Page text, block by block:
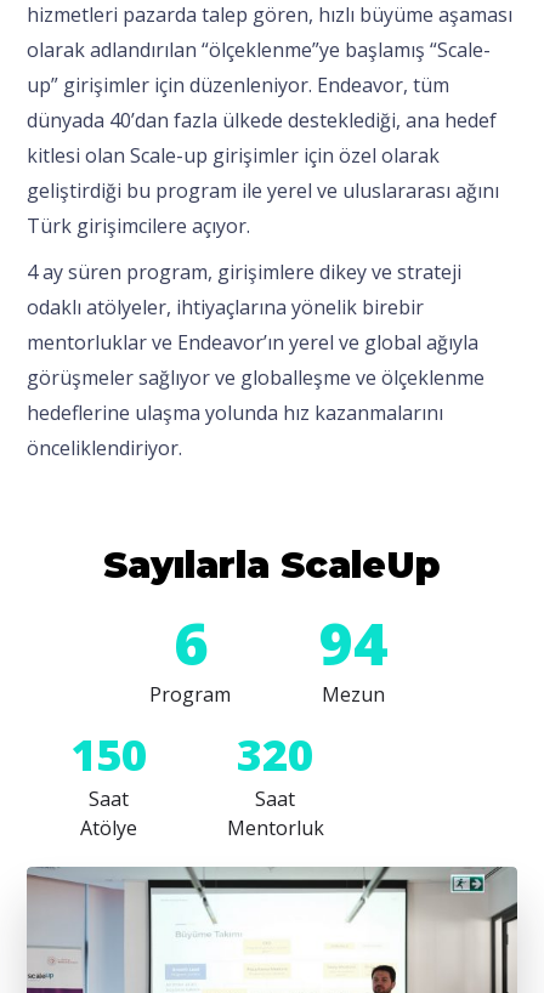
hizmetleri pazarda talep gören, hızlı büyüme aşaması
olarak adlandırılan “ölçeklenme”ye başlamış “Scale-
up” girişimler için düzenleniyor. Endeavor, tüm
dünyada 40’dan fazla ülkede desteklediği, ana hedef
kitlesi olan Scale-up girişimler için özel olarak
geliştirdiği bu program ile yerel ve uluslararası ağını
Türk girişimcilere açıyor.
4 ay süren program, girişimlere dikey ve strateji
odaklı atölyeler, ihtiyaçlarına yönelik birebir
mentorluklar ve Endeavor’ın yerel ve global ağıyla
görüşmeler sağlıyor ve globalleşme ve ölçeklenme
hedeflerine ulaşma yolunda hız kazanmalarını
önceliklendiriyor.
Sayılarla ScaleUp
6
Program
94
Mezun
150
Saat
Atölye
320
Saat
Mentorluk